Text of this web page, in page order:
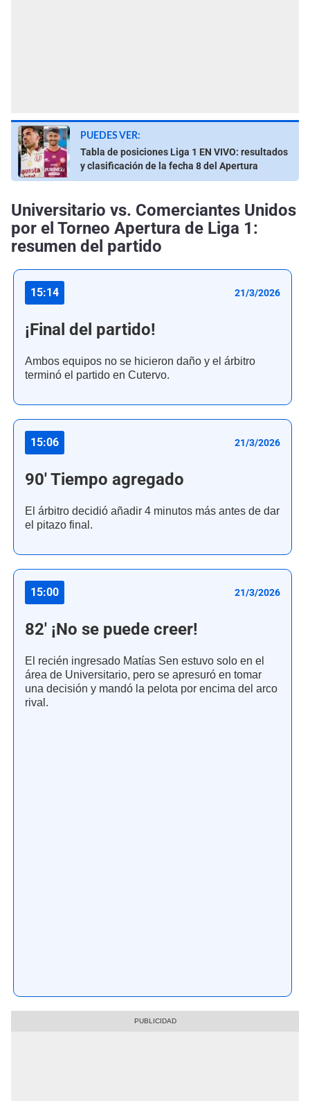
PUEDES VER:
Tabla de posiciones Liga 1 EN VIVO: resultados
y clasificación de la fecha 8 del Apertura
Universitario vs. Comerciantes Unidos
por el Torneo Apertura de Liga 1:
resumen del partido
15:14 21/3/2026
¡Final del partido!
Ambos equipos no se hicieron daño y el árbitro
terminó el partido en Cutervo.
15:06 21/3/2026
90' Tiempo agregado
El árbitro decidió añadir 4 minutos más antes de dar
el pitazo final.
15:00 21/3/2026
82' ¡No se puede creer!
El recién ingresado Matías Sen estuvo solo en el
área de Universitario, pero se apresuró en tomar
una decisión y mandó la pelota por encima del arco
rival.